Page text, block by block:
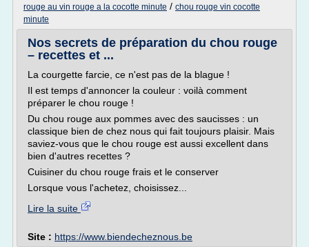
rouge au vin rouge a la cocotte minute / chou rouge vin cocotte
minute
Nos secrets de préparation du chou rouge
– recettes et ...
La courgette farcie, ce n'est pas de la blague !
Il est temps d'annoncer la couleur : voilà comment
préparer le chou rouge !
Du chou rouge aux pommes avec des saucisses : un
classique bien de chez nous qui fait toujours plaisir. Mais
saviez-vous que le chou rouge est aussi excellent dans
bien d'autres recettes ?
Cuisiner du chou rouge frais et le conserver
Lorsque vous l'achetez, choisissez...
Lire la suite
Site : https://www.biendecheznous.be